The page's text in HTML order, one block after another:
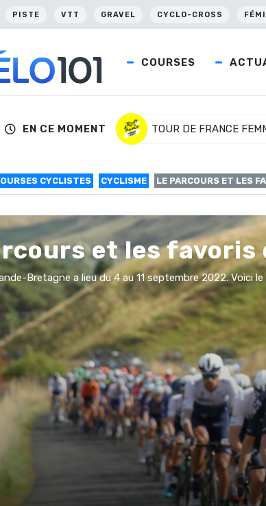
PISTE VTT GRAVEL CYCLO-CROSS
COURSES
EN CE MOMENT TOUR DE FRANCE
CYCLISTES CYCLISME LE PARCOURS ET LES
et les favoris
Bretagne a lieu du 4 au 11 septembre 2022. Voici